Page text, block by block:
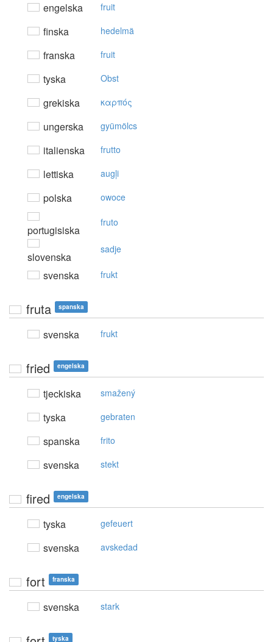
engelska fruit
finska hedelmä
franska fruit
tyska Obst
grekiska καρπός
ungerska gyümölcs
italienska frutto
lettiska augļi
polska owoce
portugisiska
fruto
slovenska
sadje
svenska frukt
fruta spanska
svenska frukt
fried engelska
tjeckiska smažený
tyska gebraten
spanska frito
svenska stekt
fired engelska
tyska gefeuert
svenska avskedad
fort franska
svenska stark
tyska